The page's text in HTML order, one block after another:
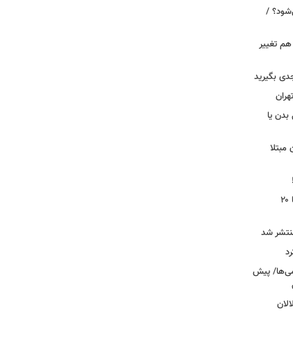
/
تغییر
بگیرید
یا
محدودیت تردد در آزادراه تهران کرج قزوین تا ۲۰
شد
نهمی‌ها/ پیش